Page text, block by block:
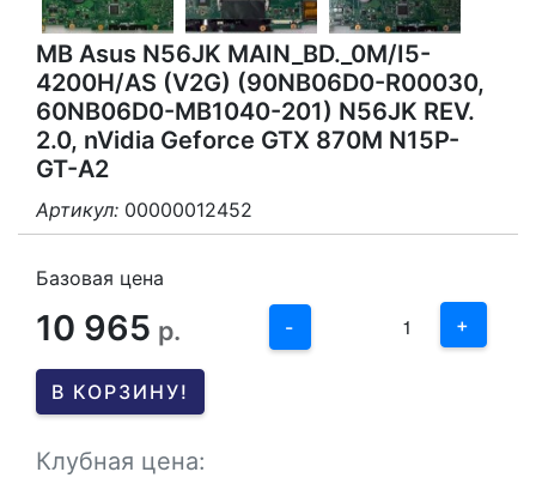
MB Asus N56JK MAIN_BD._0M/I5-
4200H/AS (V2G) (90NB06D0-R00030,
60NB06D0-MB1040-201) N56JK REV.
2.0, nVidia Geforce GTX 870M N15P-
GT-A2
Артикул: 00000012452
Базовая цена
10 965 р. -
3
1
+
В КОРЗИНУ!
Клубная цена: